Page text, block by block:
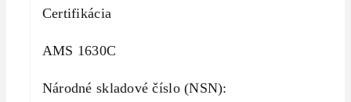
Certifikácia
AMS 1630C
Národné skladové číslo (NSN):